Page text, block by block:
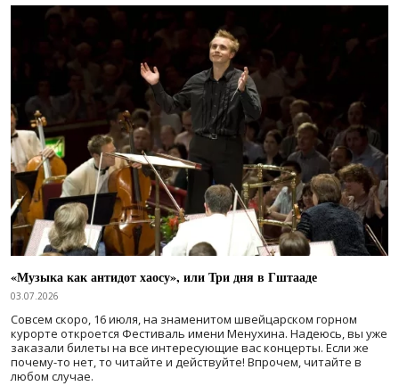
«Музыка как антидот хаосу», или Три дня в Гштааде
03.07.2026
Совсем скоро, 16 июля, на знаменитом швейцарском горном
курорте откроется Фестиваль имени Менухина. Надеюсь, вы уже
заказали билеты на все интересующие вас концерты. Если же
почему-то нет, то читайте и действуйте! Впрочем, читайте в
любом случае.